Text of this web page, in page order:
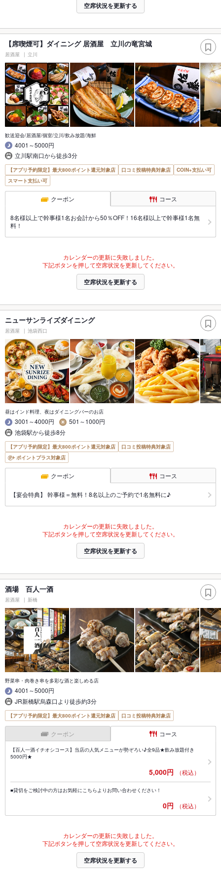
空席状況を更新する
【席喫煙可】ダイニング 居酒屋 立川の竜宮城
居酒屋 立川
歓送迎会/居酒屋/個室/立川/飲み放題/海鮮
4001～5000円
立川駅南口から徒歩3分
【アプリ予約限定】最大800ポイント還元対象店 口コミ投稿特典対象店
COIN+支払い可
スマート支払い可
クーポン コース
8名様以上で幹事様1名お会計から50％OFF！16名様以上で幹事様1名無
料！
カレンダーの更新に失敗しました。
下記ボタンを押して空席状況を更新してください。
空席状況を更新する
ニューサンライズダイニング
居酒屋 池袋西口
昼はインド料理、夜はダイニングバーのお店
3001～4000円
501～1000円
池袋駅から徒歩8分
【アプリ予約限定】最大800ポイント還元対象店
口コミ投稿特典対象店
ポイントプラス対象店
クーポン コース
【宴会特典】 幹事様＝無料！8名以上のご予約で1名無料に♪
カレンダーの更新に失敗しました。
下記ボタンを押して空席状況を更新してください。
空席状況を更新する
酒場 百人一酒
居酒屋 新橋
野菜串・肉巻き串を多彩な酒と楽しめる店
4001～5000円
JR新橋駅烏森口より徒歩約3分
【アプリ予約限定】最大800ポイント還元対象店 口コミ投稿特典対象店
クーポン コース
【百人一酒イチオシコース】当店の人気メニューが勢ぞろい♪全9品★飲み放題付き
5000円★
5,000円 （税込）
■貸切をご検討中の方はお気軽にこちらよりお問い合わせください！
0円 （税込）
カレンダーの更新に失敗しました。
下記ボタンを押して空席状況を更新してください。
空席状況を更新する